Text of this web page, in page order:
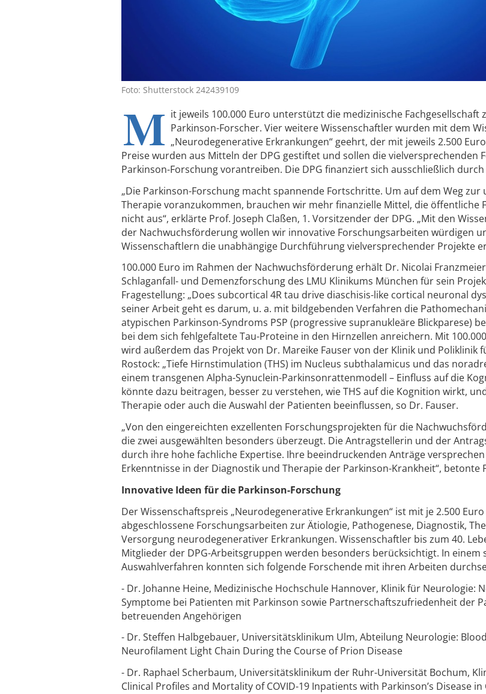
Foto: Shutterstock 242439109
M it jeweils 100.000 Euro unterstützt die medizinische Fachgesellschaft
Parkinson-Forscher. Vier weitere Wissenschaftler wurden mit dem
„Neurodegenerative Erkrankungen“ geehrt, der mit jeweils 2.500
Preise wurden aus Mitteln der DPG gestiftet und sollen die vielversprechenden
Parkinson-Forschung vorantreiben. Die DPG finanziert sich ausschließlich durch
„Die Parkinson-Forschung macht spannende Fortschritte. Um auf dem Weg zur
Therapie voranzukommen, brauchen wir mehr finanzielle Mittel, die öffentliche
nicht aus“, erklärte Prof. Joseph Claßen, 1. Vorsitzender der DPG. „Mit den
der Nachwuchsförderung wollen wir innovative Forschungsarbeiten würdigen
Wissenschaftlern die unabhängige Durchführung vielversprechender Projekte
100.000 Euro im Rahmen der Nachwuchsförderung erhält Dr. Nicolai
Schlaganfall- und Demenzforschung des LMU Klinikums München für sein
Fragestellung: „Does subcortical 4R tau drive diaschisis-like cortical neuronal
seiner Arbeit geht es darum, u. a. mit bildgebenden Verfahren die
atypischen Parkinson-Syndroms PSP (progressive supranukleäre Blickparese)
bei dem sich fehlgefaltete Tau-Proteine in den Hirnzellen anreichern. Mit
wird außerdem das Projekt von Dr. Mareike Fauser von der Klinik und Poliklinik
Rostock: „Tiefe Hirnstimulation (THS) im Nucleus subthalamicus und das
einem transgenen Alpha-Synuclein-Parkinsonrattenmodell – Einfluss auf die
könnte dazu beitragen, besser zu verstehen, wie THS auf die Kognition wirkt,
Therapie oder auch die Auswahl der Patienten beeinflussen, so Dr. Fauser.
„Von den eingereichten exzellenten Forschungsprojekten für die
die zwei ausgewählten besonders überzeugt. Die Antragstellerin und der
durch ihre hohe fachliche Expertise. Ihre beeindruckenden Anträge
Erkenntnisse in der Diagnostik und Therapie der Parkinson-Krankheit“, betonte
Innovative Ideen für die Parkinson-Forschung
Der Wissenschaftspreis „Neurodegenerative Erkrankungen“ ist mit je 2.500
abgeschlossene Forschungsarbeiten zur Ätiologie, Pathogenese, Diagnostik,
Versorgung neurodegenerativer Erkrankungen. Wissenschaftler bis zum 40.
Mitglieder der DPG-Arbeitsgruppen werden besonders berücksichtigt. In
Auswahlverfahren konnten sich folgende Forschende mit ihren Arbeiten
- Dr. Johanne Heine, Medizinische Hochschule Hannover, Klinik für Neurologie:
Symptome bei Patienten mit Parkinson sowie Partnerschaftszufriedenheit der
betreuenden Angehörigen
- Dr. Steffen Halbgebauer, Universitätsklinikum Ulm, Abteilung Neurologie:
Neurofilament Light Chain During the Course of Prion Disease
- Dr. Raphael Scherbaum, Universitätsklinikum der Ruhr-Universität Bochum,
Clinical Profiles and Mortality of COVID-19 Inpatients with Parkinson’s Disease